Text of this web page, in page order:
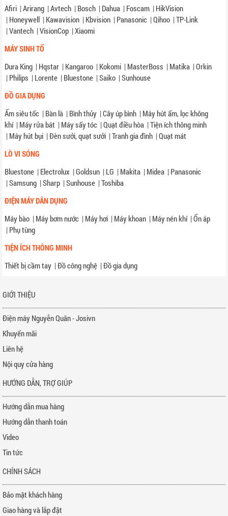
Afiri |Arirang |Avtech | Bosch | Dahua | Foscam | HikVision
| Honeywell | Kawavision | Kbvision | Panasonic |Qihoo |TP-Link
|Vantech |VisionCop |Xiaomi
MÁY SINH TỐ
Dura King | Hqstar | Kangaroo | Kokomi | MasterBoss | Matika |Orkin
| Philips | Lorente | Bluestone |Saiko |Sunhouse
ĐỒ GIA DỤNG
Ấm siêu tốc | Bàn là | Bình thủy |Cây úp bình | Máy hút ẩm, lọc không
khí | Máy rửa bát | Máy sấy tóc |Quạt điều hòa |Tiện ích thông minh
| Máy hút bụi |Đèn sưởi, quạt sưởi |Tranh gia đình |Quạt mát
LÒ VI SÓNG
Bluestone | Electrolux |Goldsun | LG | Makita | Midea | Panasonic
|Samsung |Sharp |Sunhouse |Toshiba
ĐIỆN MÁY DÂN DỤNG
Máy bào | Máy bơm nước | Máy hơi | Máy khoan | Máy nén khí |Ổn áp
| Phụ tùng
TIỆN ÍCH THÔNG MINH
Thiết bị cầm tay |Đồ công nghệ |Đồ gia dụng
GIỚI THIỆU
Điện máy Nguyễn Quân - Josivn
Khuyến mãi
Liên hệ
Nội quy cửa hàng
HƯỚNG DẪN, TRỢ GIÚP
Hướng dẫn mua hàng
Hướng dẫn thanh toán
Video
Tin tức
CHÍNH SÁCH
Bảo mật khách hàng
Giao hàng và lắp đặt